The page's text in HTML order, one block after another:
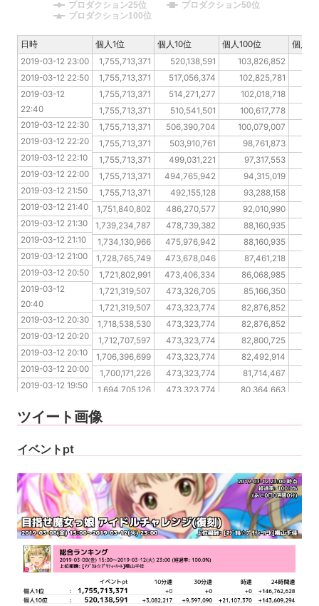
プロダクション25位
プロダクション50位
プロダクション100位
2019-03-12 23:00 1,755,713,371 520,138,591 103,826,852
2019-03-12 22:50
1,755,713,371 517,056,374 102,825,781
2019-03-12 22:40
1,755,713,371 514,271,277 102,018,718
2019-03-12 22:30
1,755,713,371 510,541,501 100,617,778
2019-03-12 22:20
1,755,713,371 506,390,704 100,079,007
2019-03-12 22:10
1,755,713,371 503,910,761 98,761,873
2019-03-12 22:00
1,755,713,371 499,031,221 97,317,553
2019-03-12 21:50
1,755,713,371 494,765,942 94,315,019
2019-03-12 21:40
1,755,713,371 492,155,128 93,288,158
2019-03-12 21:30
1,751,840,802 486,270,577 92,010,990
2019-03-12 21:10
1,739,234,787 478,739,382 88,160,935
2019-03-12 21:00
1,734,130,966 475,976,942 88,160,935
2019-03-12 20:50
1,728,765,749 473,678,046 87,461,218
2019-03-12 20:40
1,721,802,991 473,406,334 86,068,985
2019-03-12 20:30
1,721,319,507 473,326,705 85,166,350
2019-03-12 20:20
1,721,319,507 473,323,774 82,876,852
2019-03-12 20:10
1,718,538,530 473,323,774 82,876,852
2019-03-12 20:00
1,712,707,597 473,323,774 82,800,725
2019-03-12 19:50
1,706,396,699 473,323,774 82,492,914
2019-03-12 19:40
1,700,171,226 473,323,774 81,714,467
2019-03-12 19:30
1,694,705,126 473,323,774 80,364,663
日時 個人1位 個人10位 個人100位
個人
2019-03-12 23:00
2019-03-12 22:50
2019-03-12
22:40
2019-03-12 22:30
2019-03-12 22:20
2019-03-12 22:10
2019-03-12 22:00
2019-03-12 21:50
2019-03-12 21:40
2019-03-12 21:30
2019-03-12 21:10
2019-03-12 21:00
2019-03-12 20:50
2019-03-12
20:40
2019-03-12 20:30
2019-03-12 20:20
2019-03-12 20:10
2019-03-12 20:00
2019-03-12 19:50
2019-03-12 19:30
日時
ツイート画像
イベントpt